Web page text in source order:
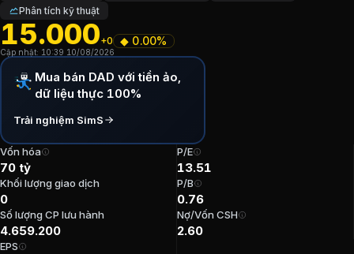
Giới thiệu CTCP Đầu tư và Phát triển Giáo dục Đà Nẵng
Chỉ số tài chínhDAD
Giá hiện tại:
Vốn hóa: 70 tỷ đồng
P/E: 13,51
EPS: 1.110,48
ROA: 2,08%
Tỷ suất cổ tức:
Phân tích kỹ thuật
15.000+0 ◆ 0.00%
Cập nhật: 10:39 10/08/2026
Mua bán DAD với tiền ảo,
dữ liệu thực 100%
Trải nghiệm SimS
Vốn hóa
70 tỷ
Khối lượng giao dịch
0
Số lượng CP lưu hành
4.659.200
P/E
13.51
P/B
0.76
Nợ/Vốn CSH
2.60
EPS